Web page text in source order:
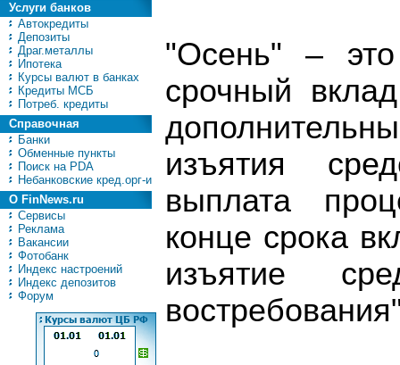
Услуги банков
Автокредиты
Депозиты
Драг.металлы
Ипотека
Курсы валют в банках
Кредиты МСБ
Потреб. кредиты
Справочная
Банки
Обменные пункты
Поиск на PDA
Небанковские кред.орг-и
О FinNews.ru
Сервисы
Реклама
Вакансии
Фотобанк
Индекс настроений
Индекс депозитов
Форум
"Осень" – это
срочный
изъятия
выплата
конце срока
изъятие